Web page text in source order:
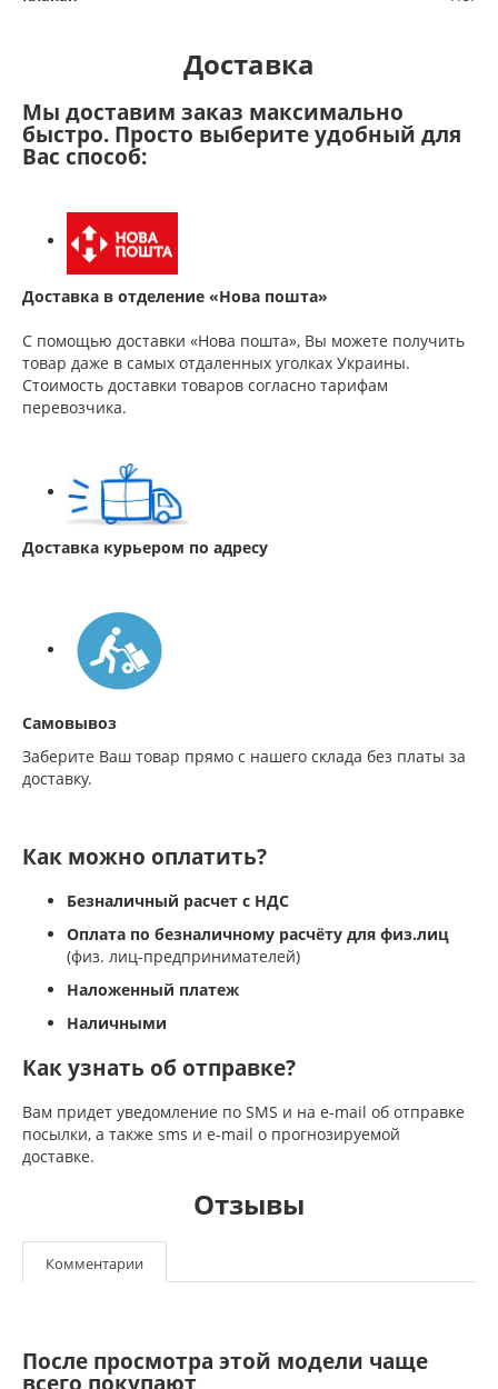
Доставка
Мы доставим заказ максимально
быстро. Просто выберите удобный для
Вас способ:
Доставка в отделение «Нова пошта»
С помощью доставки «Нова пошта», Вы можете получить
товар даже в самых отдаленных уголках Украины.
Стоимость доставки товаров согласно тарифам
перевозчика.
Доставка курьером по адресу
Самовывоз
Заберите Ваш товар прямо с нашего склада без платы за
доставку.
Как можно оплатить?
Безналичный расчет с НДС
Оплата по безналичному расчёту для физ.лиц
(физ. лиц-предпринимателей)
Наложенный платеж
Наличными
Как узнать об отправке?
Вам придет уведомление по SMS и на e-mail об отправке
посылки, а также sms и e-mail о прогнозируемой
доставке.
Отзывы
Комментарии
После просмотра этой модели чаще
всего покупают